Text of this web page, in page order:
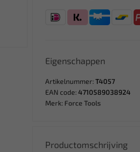
Eigenschappen
Artikelnummer: T4057
EAN code: 4710589038924
Merk: Force Tools
Productomschrijving